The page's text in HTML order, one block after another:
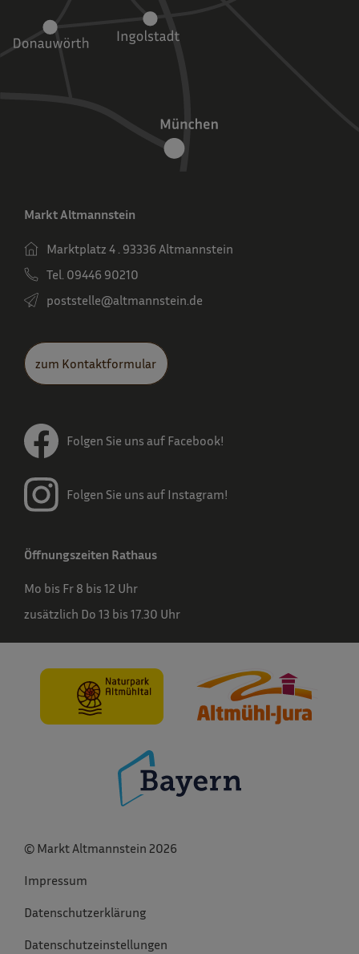
Markt Altmannstein
Marktplatz 4 . 93336 Altmannstein
Tel. 09446 90210
poststelle­@altmannstein.de
zum Kontaktformular
Folgen Sie uns auf Facebook!
Folgen Sie uns auf Instagram!
Öffnungszeiten Rathaus
Mo bis Fr 8 bis 12 Uhr
zusätzlich Do 13 bis 17.30 Uhr
© Markt Altmannstein 2026
Impressum
Datenschutzerklärung
Datenschutzeinstellungen